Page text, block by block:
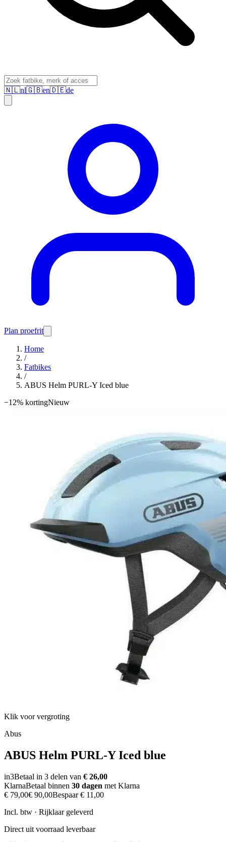
🇳🇱nl🇬🇧en🇩🇪de
Plan proefrit
Home
/
Fatbikes
/
ABUS Helm PURL-Y Iced blue
−12% kortingNieuw
Klik voor vergroting
Abus
ABUS Helm PURL-Y Iced blue
in3Betaal in 3 delen van € 26,00
KlarnaBetaal binnen 30 dagen met Klarna
€ 79,00€ 90,00Bespaar€ 11,00
Incl. btw · Rijklaar geleverd
Direct uit voorraad leverbaar